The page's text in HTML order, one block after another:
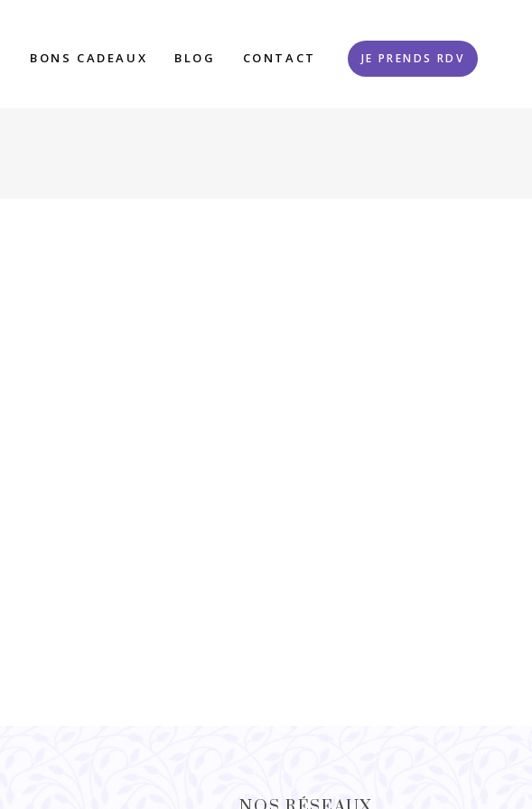
BONS CADEAUX BLOG CONTACT JE PRENDS RDV